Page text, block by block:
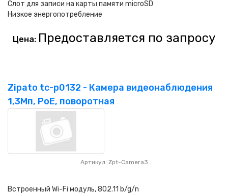
Слот для записи на карты памяти microSD
Низкое энергопотребление
Цена: Предоставляется по запросу
Zipato tc-p0132 - Камера видеонаблюдения
1,3Мп, PoE, поворотная
Артикул: Zpt-Camera3
Встроенный Wi-Fi модуль, 802.11 b/g/n